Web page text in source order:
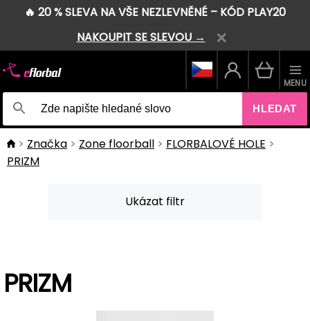
🔥 20 % SLEVA NA VŠE NEZLEVNĚNÉ – KÓD PLAY20
NAKOUPIT SE SLEVOU →
HLEDAT
MENU
Značka Zone floorball
FLORBALOVÉ HOLE
PRIZM
Ukázat filtr
PRIZM